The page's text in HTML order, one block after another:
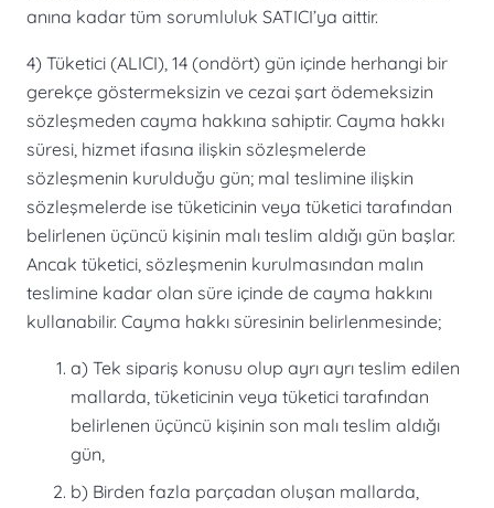
anına kadar tüm sorumluluk SATICI’ya aittir.
4) Tüketici (ALICI), 14 (ondört) gün içinde herhangi bir
gerekçe göstermeksizin ve cezai şart ödemeksizin
sözleşmeden cayma hakkına sahiptir. Cayma hakkı
süresi, hizmet ifasına ilişkin sözleşmelerde
sözleşmenin kurulduğu gün; mal teslimine ilişkin
sözleşmelerde ise tüketicinin veya tüketici tarafından
belirlenen üçüncü kişinin malı teslim aldığı gün başlar.
Ancak tüketici, sözleşmenin kurulmasından malın
teslimine kadar olan süre içinde de cayma hakkını
kullanabilir. Cayma hakkı süresinin belirlenmesinde;
a) Tek sipariş konusu olup ayrı ayrı teslim edilen
mallarda, tüketicinin veya tüketici tarafından
belirlenen üçüncü kişinin son malı teslim aldığı
gün,
b) Birden fazla parçadan oluşan mallarda,